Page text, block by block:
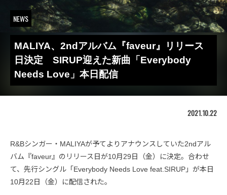
NEWS
MALIYA、2ndアルバム『faveur』リリース
日決定 SIRUP迎えた新曲「Everybody
Needs Love」本日配信
2021.10.22
R&Bシンガー・MALIYAが予てよりアナウンスしていた2ndアル
バム『faveur』のリリース日が10月29日（金）に決定。合わせ
て、先行シングル「Everybody Needs Love feat.SIRUP」が本日
10月22日（金）に配信された。